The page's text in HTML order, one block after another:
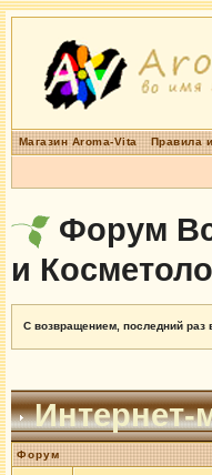
Магазин Aroma-Vita Правила
Форум
и
С возвращением, последний раз
Интернет-
Форум